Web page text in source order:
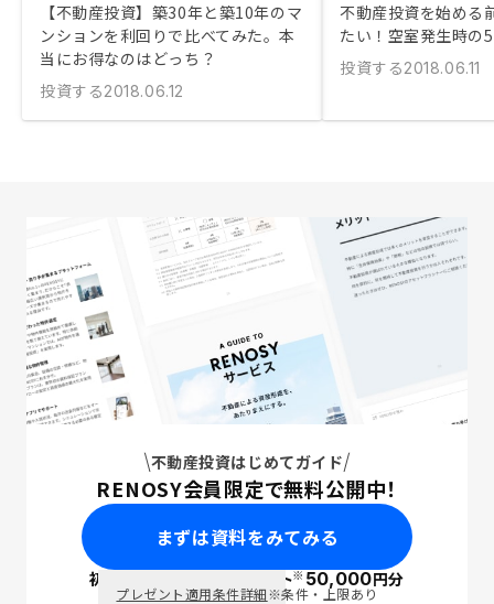
【不動産投資】築30年と築10年のマ
ンションを利回りで比べてみた。本
当にお得なのはどっち？
投資する2018.06.12
不動産投資を始める
たい！空室発生時の
投資する2018.06.11
不動産投資はじめてガイド
RENOSY会員限定で無料公開中！
まずは資料をみてみる
初回面談で ポイント※50,000円分
プレゼント適用条件詳細※条件・上限あり